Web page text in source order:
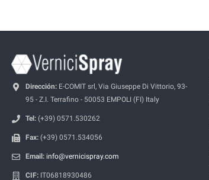
Dirección: E-COMIT srl, Via Giuseppe Di Vittorio, 93-
95 - Z.I. Terrafino - 50053 EMPOLI (FI) Italy
Tel: (+39) 0571.530262
Fax: (+39) 0571.534056
Email: info@vernicispray.com
CIF: IT06818930486